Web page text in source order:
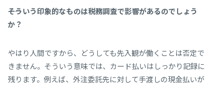
――そういう印象的なものは税務調査で影響があるのでしょう
か？
やはり人間ですから、どうしても先入観が働くことは否定で
きません。そういう意味では、カード払いはしっかり記録に
残ります。例えば、外注委託先に対して手渡しの現金払いが